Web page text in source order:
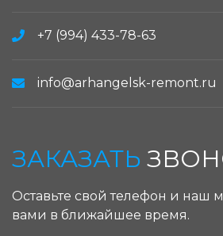
+7 (994) 433-78-63
info@arhangelsk-remont.ru
ЗАКАЗАТЬ
Оставьте свой телефон и наш
вами в ближайшее время.